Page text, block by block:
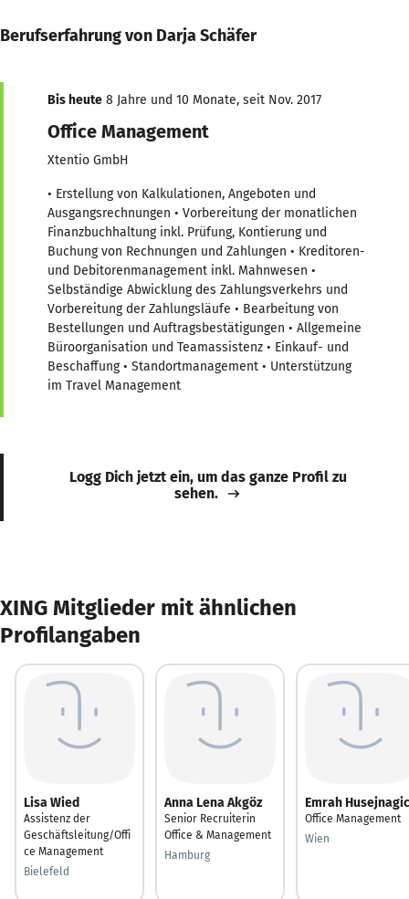
Berufserfahrung von Darja Schäfer
Bis heute 8 Jahre und 10 Monate, seit Nov. 2017
Office Management
Xtentio GmbH
• Erstellung von Kalkulationen, Angeboten und
Ausgangsrechnungen • Vorbereitung der monatlichen
Finanzbuchhaltung inkl. Prüfung, Kontierung und
Buchung von Rechnungen und Zahlungen • Kreditoren-
und Debitorenmanagement inkl. Mahnwesen •
Selbständige Abwicklung des Zahlungsverkehrs und
Vorbereitung der Zahlungsläufe • Bearbeitung von
Bestellungen und Auftragsbestätigungen • Allgemeine
Büroorganisation und Teamassistenz • Einkauf- und
Beschaffung • Standortmanagement • Unterstützung
im Travel Management
Logg Dich jetzt ein, um das ganze Profil zu
sehen.
XING Mitglieder mit ähnlichen
Profilangaben
Lisa Wied
Assistenz der
Geschäftsleitung/Offi
ce Management
Bielefeld
Anna Lena Akgöz
Senior Recruiterin
Office & Management
Hamburg
Emrah Husejnagic
Office Management
Wien